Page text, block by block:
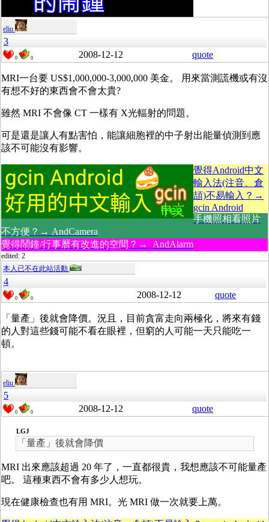
eliu
3
0 0 2008-12-12 quote
MRI一台要 US$1,000,000-3,000,000 美金。 用來當測謊機或有沒
有想不好的東西會不會太貴?
雖然 MRI 不會像 CT 一樣有 X光輻射的問題。
可是還是讓人有點害怕，能讓細胞裡的中子射出能量偵測到應
該不可能沒有影響。
覺得Android中文
輸入法(注音、倉
頡)不易輸入？→
gcin Android
手機照相看照片
不方便？→ AndCamera
覺得鬧鐘/行事曆有改進的空間？→ AndAlarm
edited: 2
本人已不在此站活動
4
0 0 2008-12-12 quote
「量產」後就會降價。況且，目前貪富走向兩極化，將來有錢
的人對這些錢可能不看在眼裡，但窮的人可能一天只能吃一
頓。
eliu
5
0 0 2008-12-12 quote
LGJ
「量產」後就會降價
MRI 出來應該超過 20 年了，一直都很貴，我想應該不可能量產
吧。 這種東西不會有多少人想玩。
現在健康檢查也有用 MRI。光 MRI 做一次就要上萬。